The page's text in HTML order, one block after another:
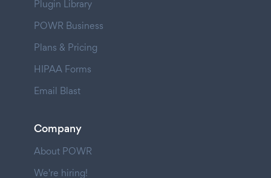
Plugin Library
POWR Business
Plans & Pricing
HIPAA Forms
Email Blast
Company
About POWR
We're hiring!